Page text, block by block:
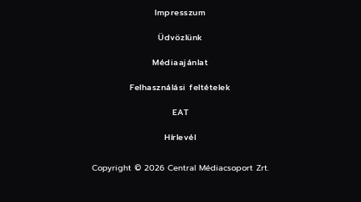
Impresszum
Üdvözlünk
Médiaajánlat
Felhasználási feltételek
EAT
Hírlevél
Copyright © 2026 Central Médiacsoport Zrt.